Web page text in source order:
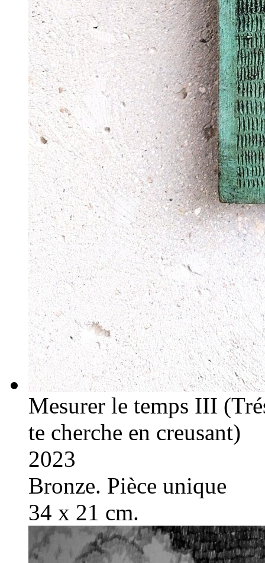
Mesurer le temps III
te cherche en creusant)
2023
Bronze. Pièce unique
34 x 21 cm.